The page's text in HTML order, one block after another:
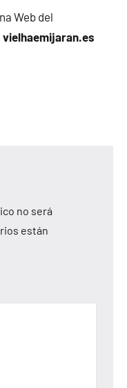
Web del
vielhaemijaran.es
no será
están